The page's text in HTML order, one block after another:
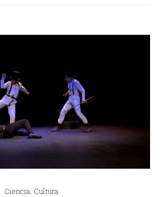
Ciencia, Cultura